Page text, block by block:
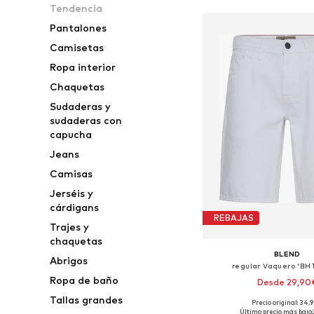
Tendencia
Pantalones
Camisetas
Ropa interior
Chaquetas
Sudaderas y
sudaderas con
capucha
Jeans
Camisas
Jerséis y
cárdigans
Trajes y
chaquetas
Abrigos
Ropa de baño
Tallas grandes
REBAJAS
BLEND
regular Vaquero
Desde
+2
Disponible en
Precio original:
Último precio más bajo: